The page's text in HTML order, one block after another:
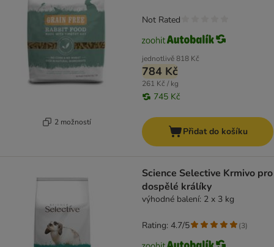
2 možností
jednotlivě818 Kč
784 Kč
261 Kč / kg
745 Kč
Not Rated
Přidat do košíku
Science Selective Krmivo pro
dospělé králíky
výhodné balení: 2 x 3 kg
Rating: 4.7/5 (3)